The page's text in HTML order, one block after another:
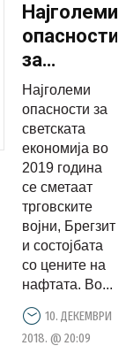
Најголеми
опасности
за
светската
економија
во 2019
година се
сметаат
трговските
војни,
Брегзит и
состојбата
со цените
на
нафтата
Најголеми
опасности за
светската
економија во
2019 година
се сметаат
трговските
војни, Брегзит
и состојбата
со цените на
нафтата. Во...
10. ДЕКЕМВРИ
2018. @ 20:09